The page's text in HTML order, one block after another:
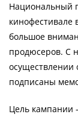
Национальный
большое
продюсеров. С
осуществлении
подписаны
Цель кампании